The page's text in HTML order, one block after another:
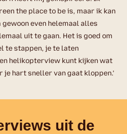
the place to be is, maar ik kan
gewoon even helemaal alles
uit te gaan. Het is goed om
te stappen, je te laten
helikopterview kunt kijken wat
je hart sneller van gaat kloppen.’
uit de